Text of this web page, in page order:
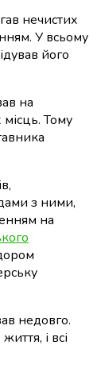
нечистих
У всьому
його
на
Тому
з ними,
на
недовго.
і всі